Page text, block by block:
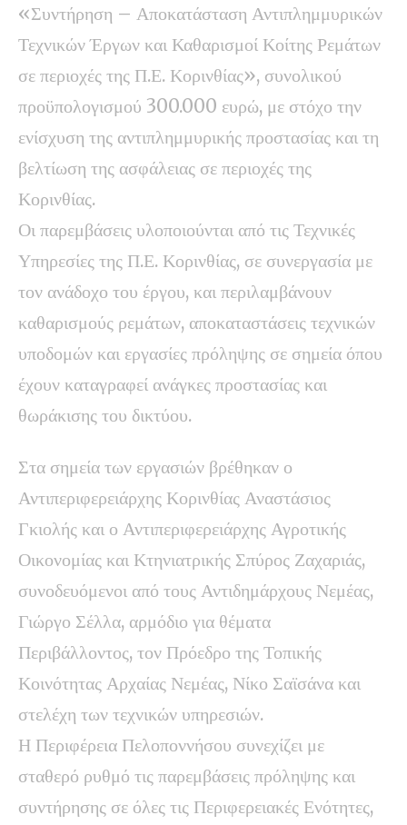
«Συντήρηση – Αποκατάσταση Αντιπλημμυρικών
Τεχνικών Έργων και Καθαρισμοί Κοίτης Ρεμάτων
σε περιοχές της Π.Ε. Κορινθίας», συνολικού
προϋπολογισμού 300.000 ευρώ, με στόχο την
ενίσχυση της αντιπλημμυρικής προστασίας και τη
βελτίωση της ασφάλειας σε περιοχές της
Κορινθίας.
Οι παρεμβάσεις υλοποιούνται από τις Τεχνικές
Υπηρεσίες της Π.Ε. Κορινθίας, σε συνεργασία με
τον ανάδοχο του έργου, και περιλαμβάνουν
καθαρισμούς ρεμάτων, αποκαταστάσεις τεχνικών
υποδομών και εργασίες πρόληψης σε σημεία όπου
έχουν καταγραφεί ανάγκες προστασίας και
θωράκισης του δικτύου.
Στα σημεία των εργασιών βρέθηκαν ο
Αντιπεριφερειάρχης Κορινθίας Αναστάσιος
Γκιολής και ο Αντιπεριφερειάρχης Αγροτικής
Οικονομίας και Κτηνιατρικής Σπύρος Ζαχαριάς,
συνοδευόμενοι από τους Αντιδημάρχους Νεμέας,
Γιώργο Σέλλα, αρμόδιο για θέματα
Περιβάλλοντος, τον Πρόεδρο της Τοπικής
Κοινότητας Αρχαίας Νεμέας, Νίκο Σαϊσάνα και
στελέχη των τεχνικών υπηρεσιών.
Η Περιφέρεια Πελοποννήσου συνεχίζει με
σταθερό ρυθμό τις παρεμβάσεις πρόληψης και
συντήρησης σε όλες τις Περιφερειακές Ενότητες,